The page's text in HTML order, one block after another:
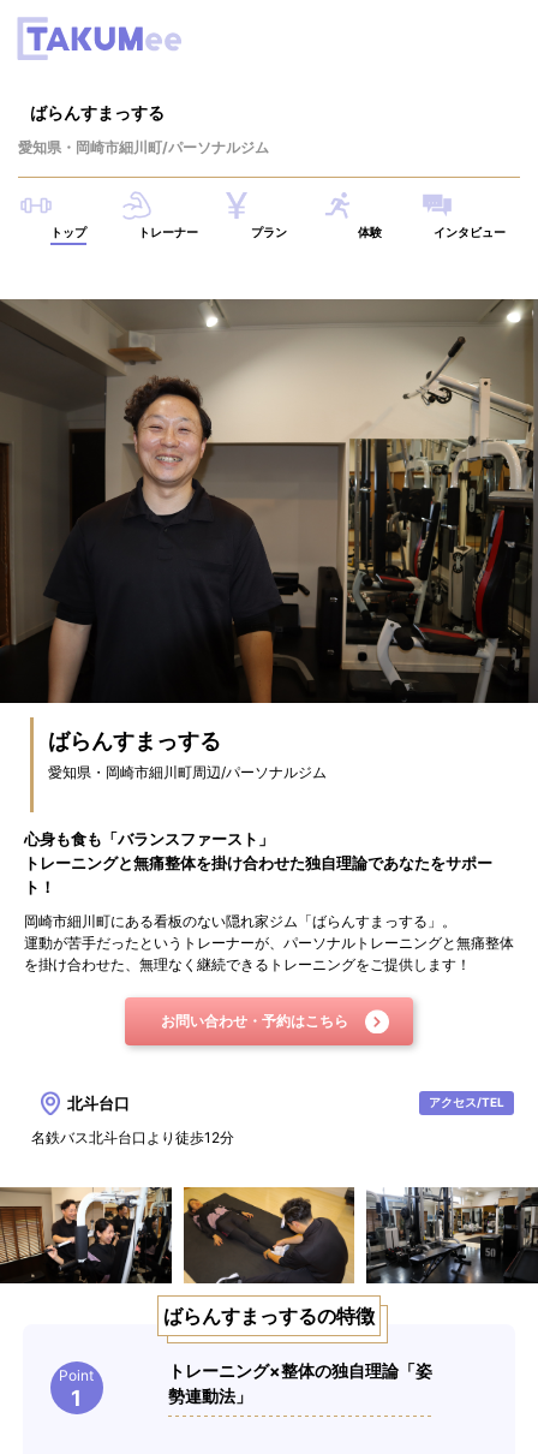
ばらんすまっする
愛知県 ・ 岡崎市細川町/パーソナルジム
トップ トレーナー プラン 体験 インタビュー
ばらんすまっする
愛知県 ・ 岡崎市細川町周辺/パーソナルジム
心身も食も「バランスファースト」
トレーニングと無痛整体を掛け合わせた独自理論であなたをサポー
ト！
岡崎市細川町にある看板のない隠れ家ジム「ばらんすまっする」。
運動が苦手だったというトレーナーが、パーソナルトレーニングと無痛整体
を掛け合わせた、無理なく継続できるトレーニングをご提供します！
お問い合わせ・予約はこちら
北斗台口 アクセス/TEL
名鉄バス北斗台口より徒歩12分
ばらんすまっするの特徴
Point
1
トレーニング×整体の独自理論「姿
勢連動法」